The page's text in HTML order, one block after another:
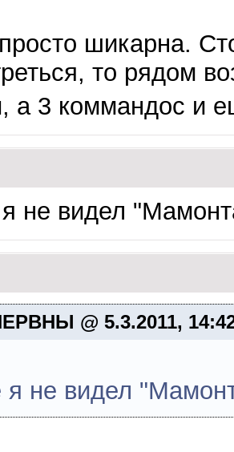
шикарна.
то рядом
а 3 коммандос и
не видел
@ 5.3.2011,
я не видел